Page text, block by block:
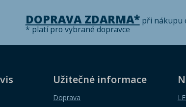
DOPRAVA ZDARMA*při nákupu
* platí pro vybrané dopravce
Užitečné informace
Doprava